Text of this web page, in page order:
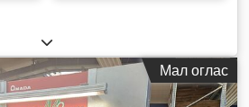
Мал оглас